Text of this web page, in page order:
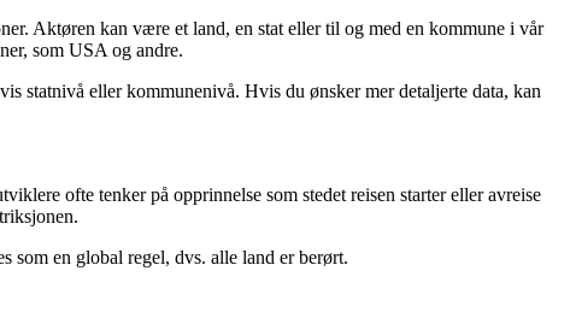
Aktøren kan være et land, en stat eller til og med en kommune i vår
som USA og andre.
statnivå eller kommunenivå. Hvis du ønsker mer detaljerte data, kan
ofte tenker på opprinnelse som stedet reisen starter eller avreise
som en global regel, dvs. alle land er berørt.